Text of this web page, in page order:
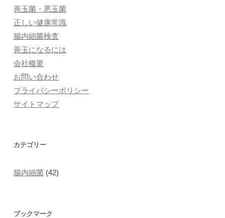
善玉菌・悪玉菌
正しい健康常識
腸内細菌検査
善玉になるには
会社概要
お問い合わせ
プライバシーポリシー
サイトマップ
カテゴリー
腸内細菌 (42)
ブックマーク